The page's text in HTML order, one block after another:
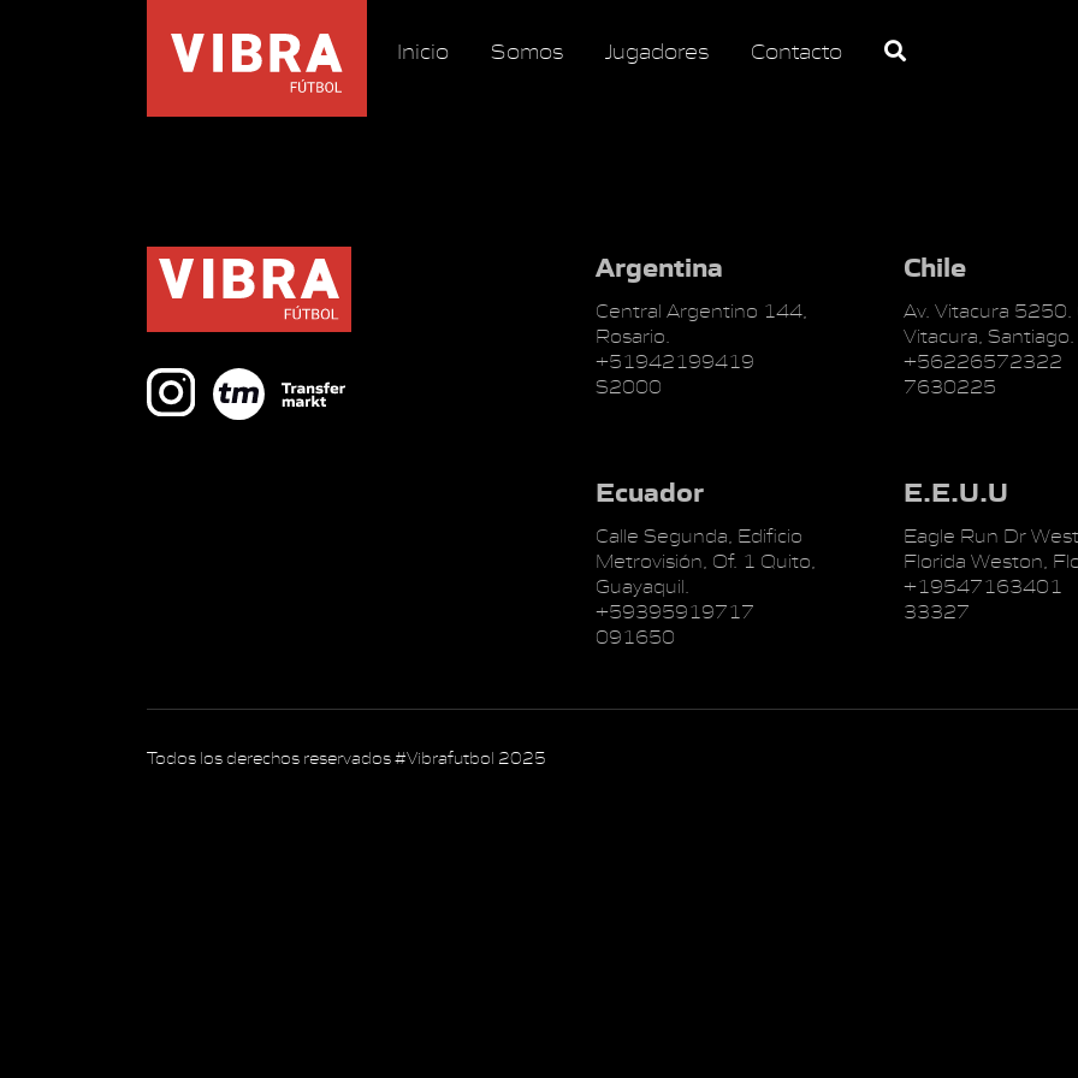
Inicio Somos Jugadores Contacto
Argentina
Central Argentino 144,
Rosario.
+51942199419
S2000
Chile
Av. Vitacura
Vitacura, Santiago.
+56226572322
7630225
Ecuador
Calle Segunda, Edificio
Metrovisión, Of. 1 Quito,
Guayaquil.
+59395919717
091650
E.E.U.U
Eagle Run Dr
Florida Weston,
+19547163401
33327
Todos los derechos reservados #Vibrafutbol 2025